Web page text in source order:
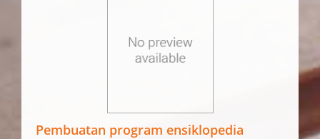
Pembuatan program ensiklopedia